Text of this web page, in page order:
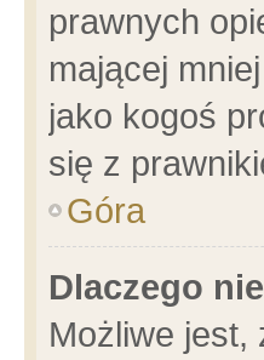
prawnych
mającej
jako kogoś
się z
Góra
Dlaczego
Możliwe jest,